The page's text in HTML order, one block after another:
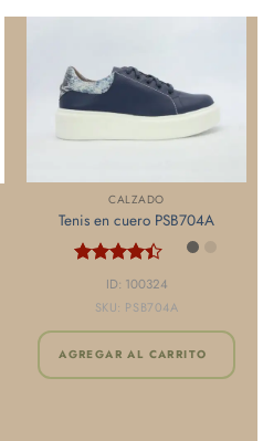
CALZADO
Tenis en cuero PSB704A
Valorado
de 5
ID: 100324
SKU: PSB704A
AGREGAR AL CARRITO